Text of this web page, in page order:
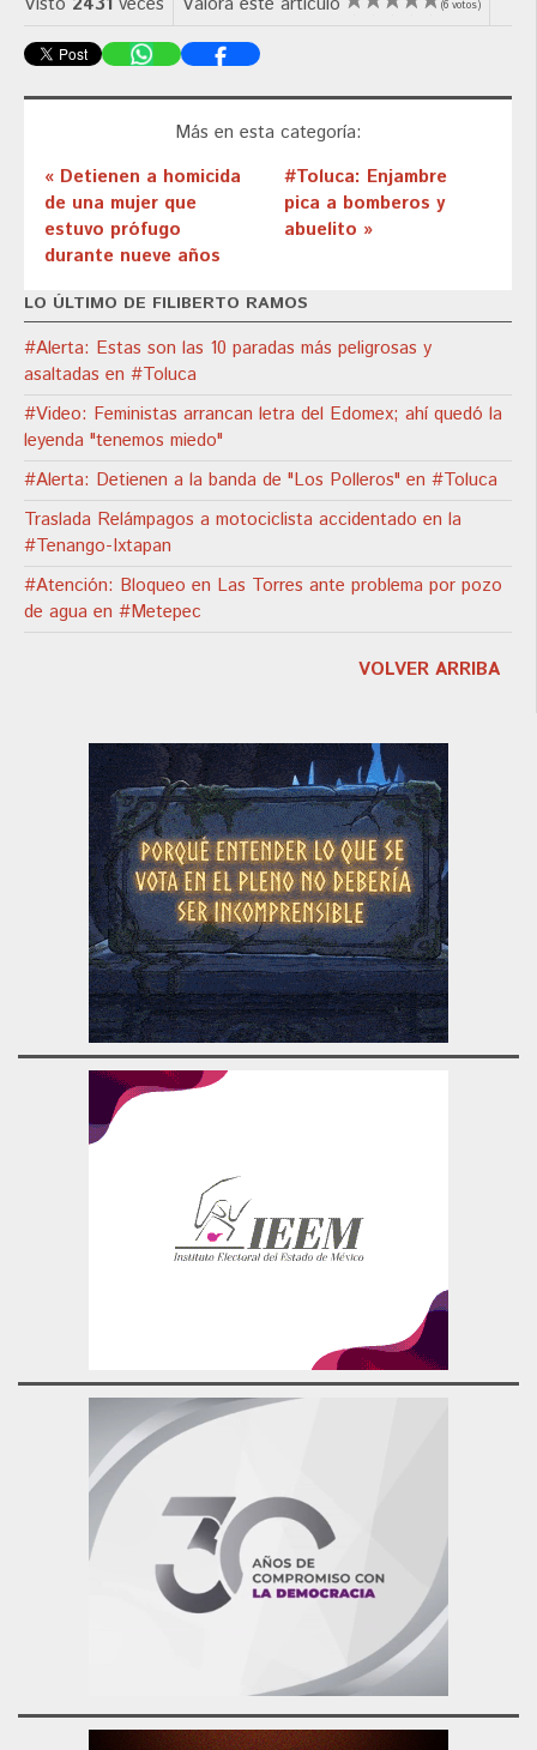
(6 votos)
Más en esta categoría:
« Detienen a homicida
de una mujer que
estuvo prófugo
durante nueve años
#Toluca: Enjambre
pica a bomberos y
abuelito »
LO ÚLTIMO DE FILIBERTO RAMOS
#Alerta: Estas son las 10 paradas más peligrosas y
asaltadas en #Toluca
#Video: Feministas arrancan letra del Edomex; ahí quedó la
leyenda "tenemos miedo"
#Alerta: Detienen a la banda de "Los Polleros" en #Toluca
Traslada Relámpagos a motociclista accidentado en la
#Tenango-Ixtapan
#Atención: Bloqueo en Las Torres ante problema por pozo
de agua en #Metepec
VOLVER ARRIBA